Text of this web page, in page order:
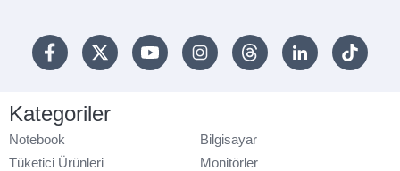
Kategoriler
Notebook
Bilgisayar
Tüketici Ürünleri
Monitörler